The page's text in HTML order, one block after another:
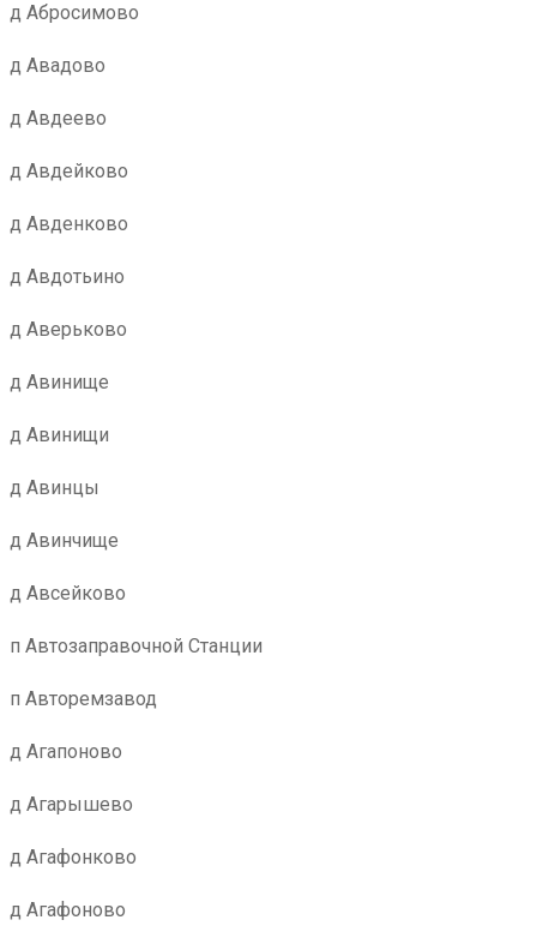
д Абросимово
д Авадово
д Авдеево
д Авдейково
д Авденково
д Авдотьино
д Аверьково
д Авинище
д Авинищи
д Авинцы
д Авинчище
д Авсейково
п Автозаправочной Станции
п Авторемзавод
д Агапоново
д Агарышево
д Агафонково
д Агафоново